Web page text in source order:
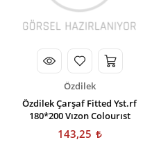
Özdilek
Özdilek Çarşaf Fitted Yst.rf
180*200 Vızon Colourıst
143,25